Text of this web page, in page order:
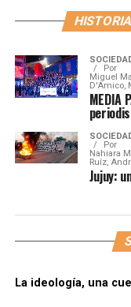
Por
Miguel
D'Amico,
MEDIA
Por
Nahiara
Ruíz,
Jujuy:
La ideología, una